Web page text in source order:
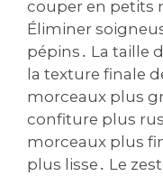
couper en petits
Éliminer
pépins․ La taille
la texture finale
morceaux plus
confiture plus
morceaux plus
plus lisse․ Le